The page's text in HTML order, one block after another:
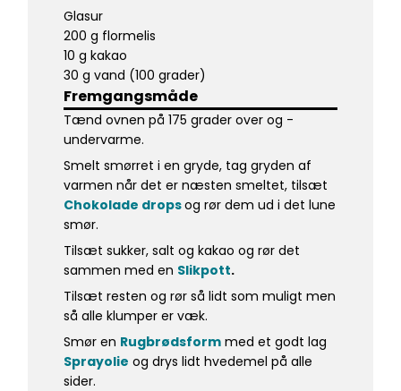
Fremgangsmåde
Glasur
200 g flormelis
10 g kakao
30 g vand (100 grader)
Tænd ovnen på 175 grader over og -
undervarme.
Smelt smørret i en gryde, tag gryden af
varmen når det er næsten smeltet, tilsæt
Chokolade dropsog rør dem ud i det lune
smør.
Tilsæt sukker, salt og kakao og rør det
sammen med en Slikpott.
Tilsæt resten og rør så lidt som muligt men
så alle klumper er væk.
Smør en Rugbrødsform med et godt lag
Sprayolie og drys lidt hvedemel på alle
sider.